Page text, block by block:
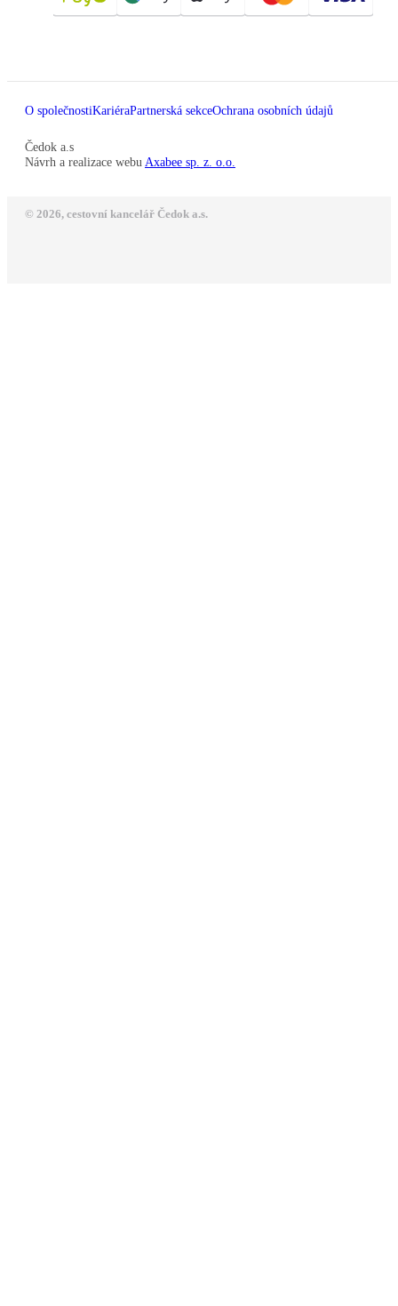
O společnostiKariéraPartnerská sekceOchrana osobních údajů
Čedok a.s
Návrh a realizace webu Axabee sp. z. o.o.
© 2026, cestovní kancelář Čedok a.s.